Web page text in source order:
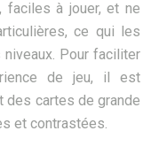
faciles à jouer, et ne
ce qui les
Pour faciliter
de jeu, il est
des cartes de grande
et contrastées.